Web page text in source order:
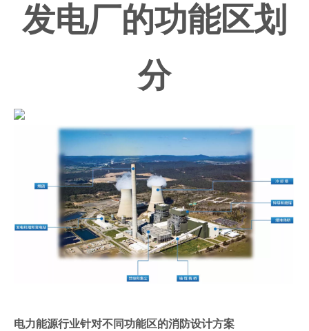
发电厂的功能区划
分
电力能源行业针对不同功能区的消防设计方案